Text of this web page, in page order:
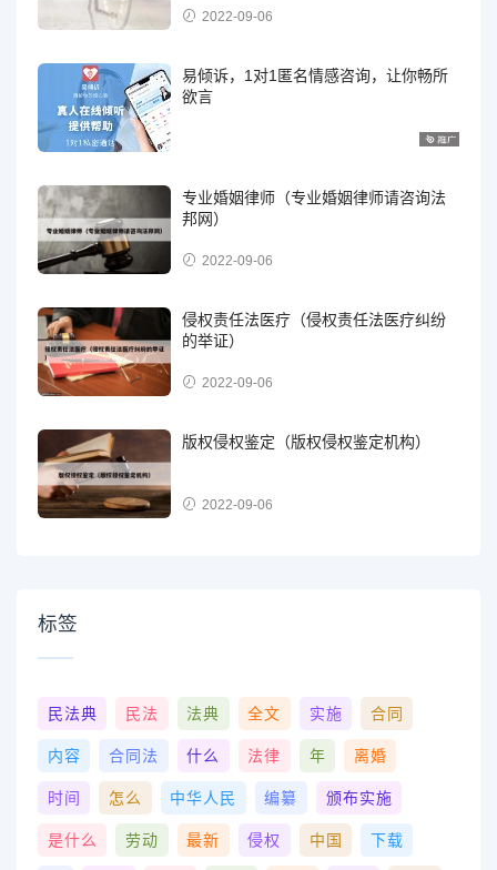
2022-09-06
易倾诉，1对1匿名情感咨询，让你畅所
欲言
专业婚姻律师（专业婚姻律师请咨询法
邦网）
2022-09-06
侵权责任法医疗（侵权责任法医疗纠纷
的举证）
2022-09-06
版权侵权鉴定（版权侵权鉴定机构）
2022-09-06
标签
民法典 民法 法典 全文 实施 合同
内容 合同法 什么 法律 年 离婚
时间 怎么 中华人民 编纂 颁布实施
是什么 劳动 最新 侵权 中国 下载